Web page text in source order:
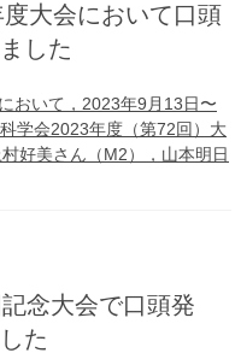
大会において口頭
した
おいて，2023年9月13日〜
学会2023年度（第72回）大
好美さん（M2），山本明日
念大会で口頭発
た